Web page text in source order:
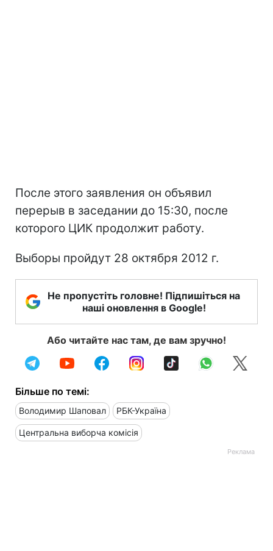
После этого заявления он объявил
перерыв в заседании до 15:30, после
которого ЦИК продолжит работу.
Выборы пройдут 28 октября 2012 г.
Не пропустіть головне! Підпишіться на
наші оновлення в Google!
Або читайте нас там, де вам зручно!
Більше по темі:
Володимир Шаповал РБК-Україна
Центральна виборча комісія